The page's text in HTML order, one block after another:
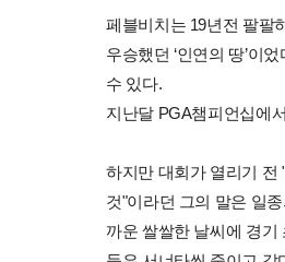
페블비치는 19년전 팔팔
우승했던 ‘인연의 땅’이
수 있다.
지난달 PGA챔피언십에
하지만 대회가 열리기 전
것"이라던 그의 말은 일
까운 쌀쌀한 날씨에 경기